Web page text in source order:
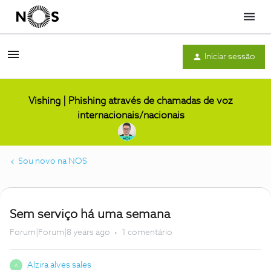
Menu
Iniciar sessão
Vishing | Phishing através de chamadas de voz
internacionais/nacionais
Sou novo na NOS
Sem serviço há uma semana
Forum|Forum|8 years ago 1 comentário
A Alzira alves sales